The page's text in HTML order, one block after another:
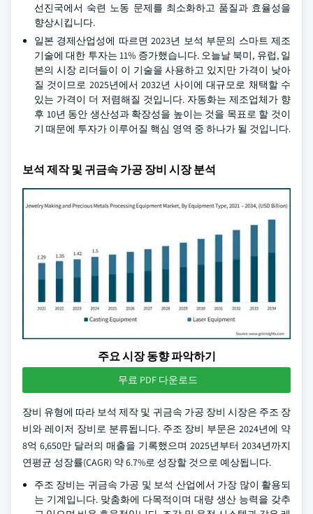
선진국에서 숙련 노동 문제를 최소화하고 품질과 효율성을
향상시킵니다.
일본 경제산업성에 따르면 2023년 보석 부문의 스마트 제조
기술에 대한 투자는 11% 증가했습니다. 오늘날 북미, 유럽, 일
본의 시장 리더들이 이 기술을 사용하고 있지만 가격이 낮아
질 것이므로 2025년에서 2032년 사이에 대규모로 채택할 수
있는 가격이 더 저렴해질 것입니다. 자동화는 제조업체가 향
후 10년 동안 생산성과 확장성을 높이는 것을 목표로 할 것이
기 때문에 투자가 이루어질 핵심 영역 중 하나가 될 것입니다.
보석 제작 및 귀금속 가공 장비 시장 분석
주요 시장 동향 파악하기
무료 PDF 다운로드
장비 유형에 따라 보석 제작 및 귀금속 가공 장비 시장은 주조 장
비와 레이저 장비로 분류됩니다. 주조 장비 부문은 2024년에 약
8억 6,650만 달러의 매출을 기록했으며 2025년부터 2034년까지
연평균 성장률(CAGR) 약 6.7%로 성장할 것으로 예상됩니다.
주조 장비는 귀금속 가공 및 보석 산업에서 가장 많이 활용되
는 기계입니다. 맞춤화에 다목적이며 대량 생산 능력을 갖추